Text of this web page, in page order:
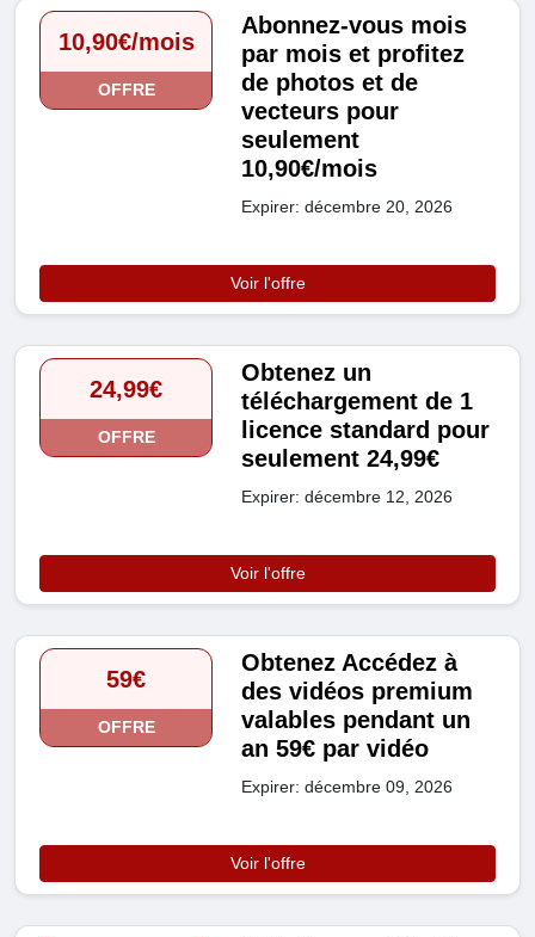
10,90€/mois
OFFRE
Abonnez-vous mois
par mois et profitez
de photos et de
vecteurs pour
seulement
10,90€/mois
Expirer: décembre 20, 2026
Voir l'offre
24,99€
OFFRE
Obtenez un
téléchargement de 1
licence standard pour
seulement 24,99€
Expirer: décembre 12, 2026
Voir l'offre
59€
OFFRE
Obtenez Accédez à
des vidéos premium
valables pendant un
an 59€ par vidéo
Expirer: décembre 09, 2026
Voir l'offre